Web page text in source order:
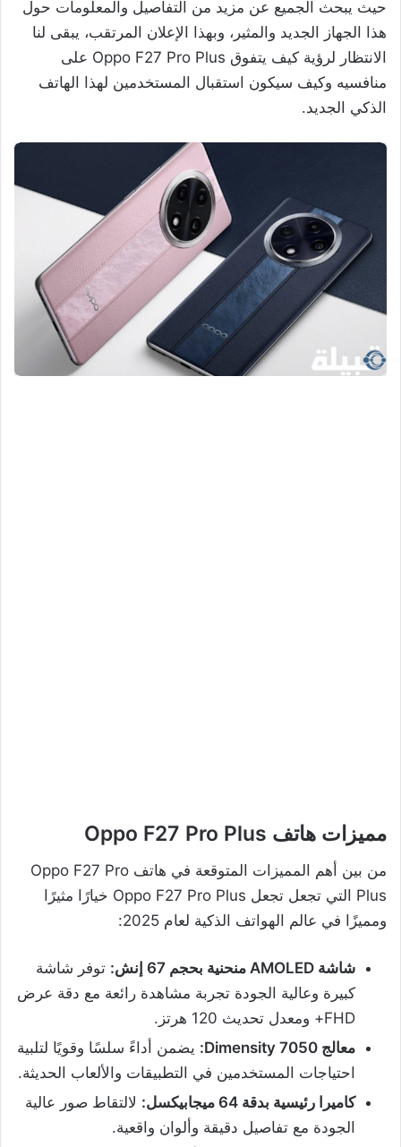
حيث يبحث الجميع عن مزيد من التفاصيل والمعلومات حول
هذا الجهاز الجديد والمثير، وبهذا الإعلان المرتقب، يبقى لنا
الانتظار لرؤية كيف يتفوق Oppo F27 Pro Plus على
منافسيه وكيف سيكون استقبال المستخدمين لهذا الهاتف
الذكي الجديد.
مميزات هاتف Oppo F27 Pro Plus
من بين أهم المميزات المتوقعة في هاتف Oppo F27 Pro
Plus التي تجعل تجعل Oppo F27 Pro Plus خيارًا مثيرًا
ومميزًا في عالم الهواتف الذكية لعام 2025:
شاشة AMOLED منحنية بحجم 67 إنش:
توفر شاشة
كبيرة وعالية الجودة تجربة مشاهدة رائعة مع دقة عرض
FHD+ ومعدل تحديث 120 هرتز.
معالج Dimensity 7050:
يضمن أداءً سلسًا وقويًا لتلبية
احتياجات المستخدمين في التطبيقات والألعاب الحديثة.
كاميرا رئيسية بدقة 64 ميجابيكسل:
لالتقاط صور عالية
الجودة مع تفاصيل دقيقة وألوان واقعية.